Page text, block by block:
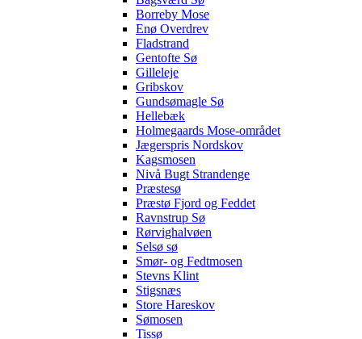
Borreby Mose
Enø Overdrev
Fladstrand
Gentofte Sø
Gilleleje
Gribskov
Gundsømagle Sø
Hellebæk
Holmegaards Mose-området
Jægerspris Nordskov
Kagsmosen
Nivå Bugt Strandenge
Præstesø
Præstø Fjord og Feddet
Ravnstrup Sø
Rørvighalvøen
Selsø sø
Smør- og Fedtmosen
Stevns Klint
Stigsnæs
Store Hareskov
Sømosen
Tissø